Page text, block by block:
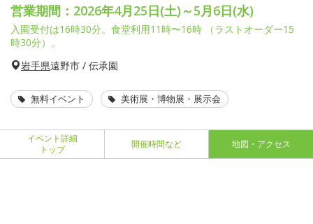
営業期間：2026年4月25日(土)～5月6日(水)
入園受付は16時30分。食堂利用11時〜16時 （ラストオーダー15
時30分）。
岩手県遠野市 / 伝承園
無料イベント 美術展・博物展・展示会
イベント詳細
トップ
開催時間など 地図・アクセス